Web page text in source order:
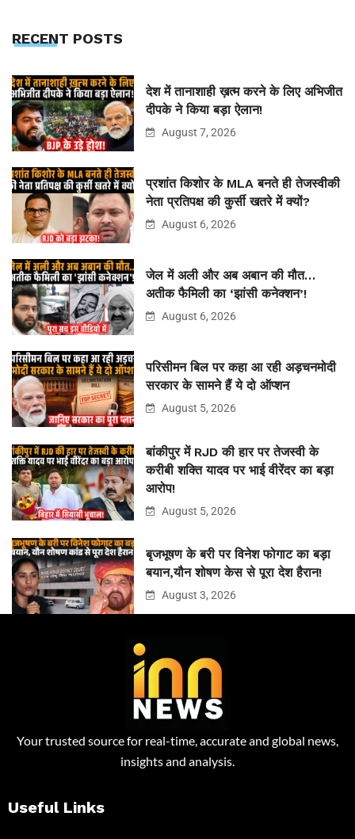
RECENT POSTS
देश में तानाशाही ख़त्म करने के लिए अभिजीत
दीपके ने किया बड़ा ऐलान!
August 7, 2026
प्रशांत किशोर के MLA बनते ही तेजस्वीकी
नेता प्रतिपक्ष की कुर्सी खतरे में क्यों?
August 6, 2026
जेल में अली और अब अबान की मौत…
अतीक फैमिली का ‘झांसी कनेक्शन’!
August 6, 2026
परिसीमन बिल पर कहा आ रही अड़चनमोदी
सरकार के सामने हैं ये दो ऑप्शन
August 5, 2026
बांकीपुर में RJD की हार पर तेजस्वी के
करीबी शक्ति यादव पर भाई वीरेंदर का बड़ा
आरोप!
August 5, 2026
बृजभूषण के बरी पर विनेश फोगाट का बड़ा
बयान,यौन शोषण केस से पूरा देश हैरान!
August 3, 2026
Your trusted source for real-time, accurate and global news,
insights and analysis.
Useful Links